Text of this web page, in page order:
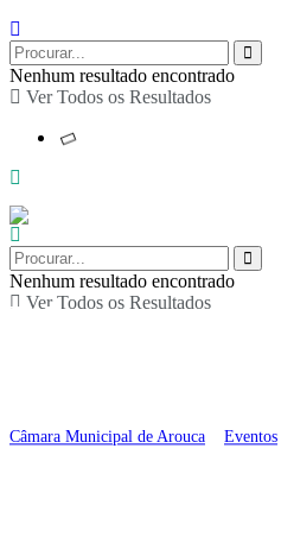
Nenhum resultado encontrado
Ver Todos os Resultados
Nenhum resultado encontrado
Ver Todos os Resultados
Magusto no
Câmara Municipal de Arouca Eventos